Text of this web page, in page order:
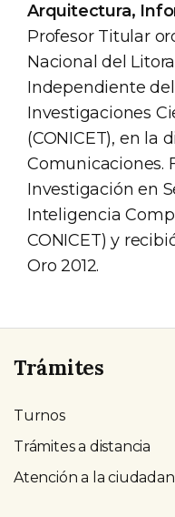
Arquitectura,
Profesor Titular
Nacional del
Independiente
Investigaciones
(CONICET), en la
Comunicaciones.
Investigación en
Inteligencia
CONICET) y
Oro 2012.
Trámites
Turnos
Trámites a distancia
Atención a la